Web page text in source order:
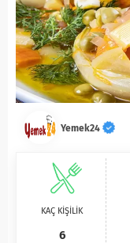
Yemek24
KAÇ KİŞİLİK
6